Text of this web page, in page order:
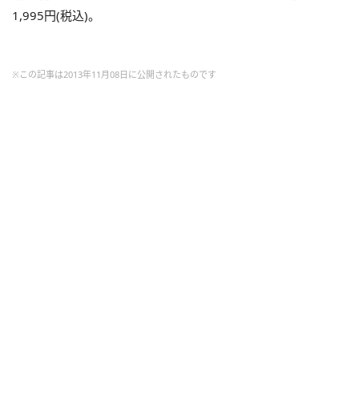
1,995円(税込)。
※この記事は2013年11月08日に公開されたものです